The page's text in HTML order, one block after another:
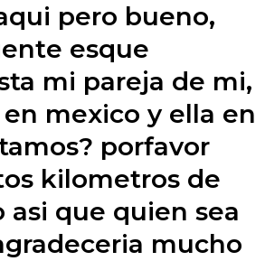
pero bueno,
esque
mi pareja de mi,
mexico y ella en
porfavor
kilometros de
que quien sea
mucho